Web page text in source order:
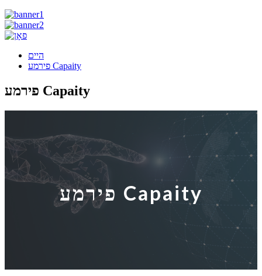
היים
פירמע Capaity
פירמע Capaity
פירמע Capaity